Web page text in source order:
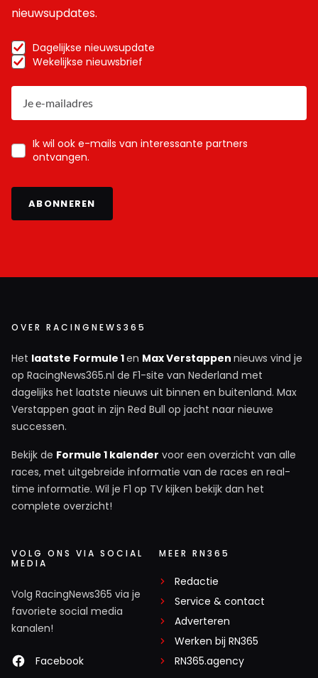
nieuwsupdates.
Dagelijkse nieuwsupdate
Wekelijkse nieuwsbrief
Ik wil ook e-mails van interessante partners
ontvangen.
ABONNEREN
OVER RACINGNEWS365
Het laatste Formule 1en Max Verstappen nieuws vind je
op RacingNews365.nl de F1-site van Nederland met
dagelijks het laatste nieuws uit binnen en buitenland. Max
Verstappen gaat in zijn Red Bull op jacht naar nieuwe
successen.
Bekijk de Formule 1 kalender voor een overzicht van alle
races, met uitgebreide informatie van de races en real-
time informatie. Wil je F1 op TV kijken bekijk dan het
complete overzicht!
VOLG ONS VIA SOCIAL
MEDIA
Volg RacingNews365 via je
favoriete social media
kanalen!
Facebook
MEER RN365
Redactie
Service & contact
Adverteren
Werken bij RN365
RN365.agency